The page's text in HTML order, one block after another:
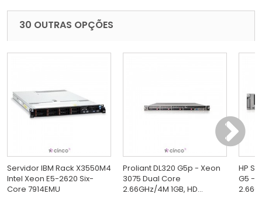
30 OUTRAS OPÇÕES
Servidor IBM Rack X3550M4
Intel Xeon E5-2620 Six-
Core 7914EMU
Proliant DL320 G5p - Xeon
3075 Dual Core
2.66GHz/4M 1GB, HD...
HP
G5 -